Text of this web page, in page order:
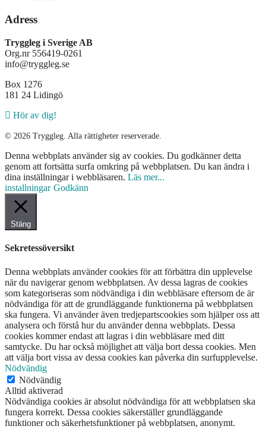
Adress
Tryggleg i Sverige AB
Org.nr 556419-0261
info@tryggleg.se
Box 1276
181 24 Lidingö
Hör av dig!
© 2026 Tryggleg. Alla rättigheter reserverade.
Denna webbplats använder sig av cookies. Du godkänner detta
genom att fortsätta surfa omkring på webbplatsen. Du kan ändra i
dina inställningar i webbläsaren. Läs mer...
installningar Godkänn
Stäng
Sekretessöversikt
Denna webbplats använder cookies för att förbättra din upplevelse
när du navigerar genom webbplatsen. Av dessa lagras de cookies
som kategoriseras som nödvändiga i din webbläsare eftersom de är
nödvändiga för att de grundläggande funktionerna på webbplatsen
ska fungera. Vi använder även tredjepartscookies som hjälper oss att
analysera och förstå hur du använder denna webbplats. Dessa
cookies kommer endast att lagras i din webbläsare med ditt
samtycke. Du har också möjlighet att välja bort dessa cookies. Men
att välja bort vissa av dessa cookies kan påverka din surfupplevelse.
Nödvändig
Nödvändig
Alltid aktiverad
Nödvändiga cookies är absolut nödvändiga för att webbplatsen ska
fungera korrekt. Dessa cookies säkerställer grundläggande
funktioner och säkerhetsfunktioner på webbplatsen, anonymt.